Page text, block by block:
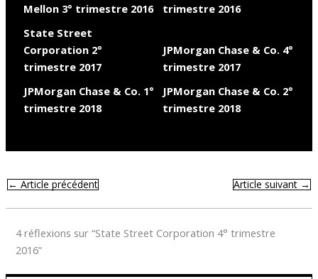
Mellon 3° trimestre 2016
trimestre 2016
State Street
Corporation 2°
trimestre 2017
JPMorgan Chase & Co. 4°
trimestre 2017
JPMorgan Chase & Co. 1°
trimestre 2018
JPMorgan Chase & Co. 2°
trimestre 2018
←Article précédent Article suivant→
4 réflexions sur “State Street Corporation 4° trimestre
2016”